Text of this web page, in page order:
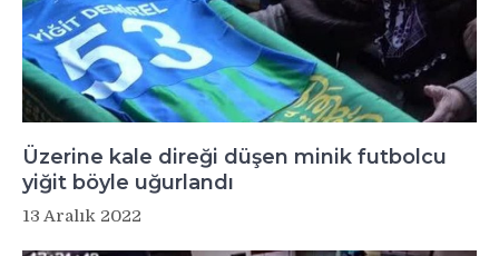
Üzerine kale direği düşen minik futbolcu
yiğit böyle uğurlandı
13 Aralık 2022